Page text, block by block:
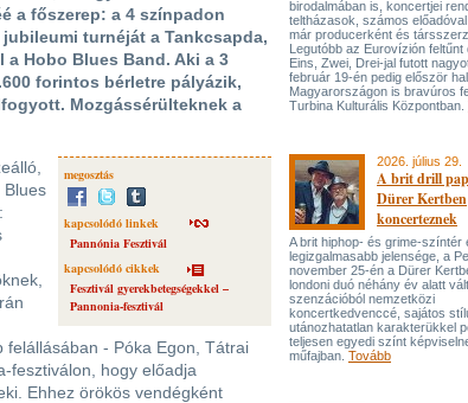
a főszerep: a 4 színpadon
turnéját a Tankcsapda,
Hobo Blues Band. Aki a 3
forintos bérletre pályázik,
Mozgássérülteknek a
megosztás
kapcsolódó linkek
Pannónia Fesztivál
kapcsolódó cikkek
Fesztivál gyerekbetegségekkel –
Pannonia-fesztivál
Blues
- Póka Egon, Tátrai
fesztiválon, hogy előadja
Ehhez örökös vendégként
birodalmában is, koncertjei
teltházasok, számos
már producerként és
Legutóbb az Eurovízión feltűnt
Eins, Zwei, Drei-jal futott
február 19-én pedig először
Magyarországon is bravúros
Turbina Kulturális Központban.
2026. július 29.
A brit drill
Dürer Kertben
koncerteznek
A brit hiphop- és grime-színtér
legizgalmasabb jelensége, a
november 25-én a Dürer
londoni duó néhány év alatt
szenzációból nemzetközi
koncertkedvenccé, sajátos
utánozhatatlan karakterükkel
teljesen egyedi színt
műfajban. Tovább